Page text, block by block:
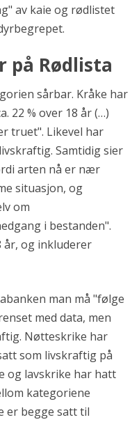
av kaie og rødlistet
på Rødlista
sårbar. Kråke har
22 % over 18 år (…)
truet". Likevel har
Samtidig sier
arten nå er nær
situasjon, og
om
i bestanden".
år, og inkluderer
man må "følge
med data, men
Nøtteskrike har
som livskraftig på
og lavskrike har hatt
kategoriene
er begge satt til